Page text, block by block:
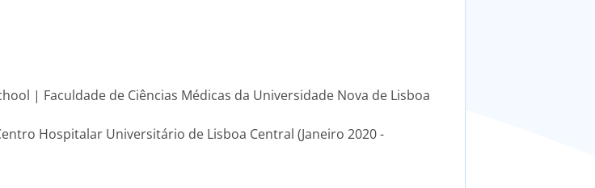
| Faculdade de Ciências Médicas da Universidade Nova de Lisboa
Hospitalar Universitário de Lisboa Central (Janeiro 2020 -